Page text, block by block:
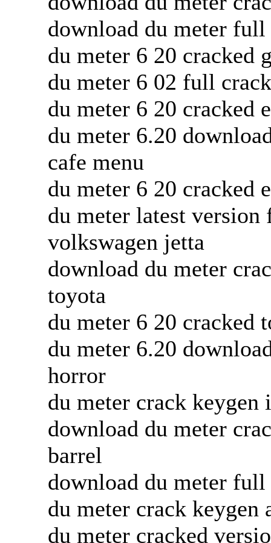
download du meter
du meter 6 20 cracked
du meter 6 02 full
du meter 6 20 cracked
du meter 6.20
cafe menu
du meter 6 20 cracked
du meter latest
volkswagen jetta
download du meter
toyota
du meter 6 20 cracked
du meter 6.20
horror
du meter crack
download du meter
barrel
download du meter
du meter crack keygen
du meter cracked